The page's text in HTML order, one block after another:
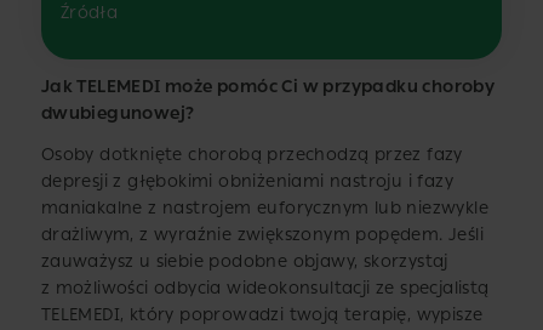
Źródła
Jak TELEMEDI może pomóc Ci w przypadku choroby
dwubiegunowej?
Osoby dotknięte chorobą przechodzą przez fazy
depresji z głębokimi obniżeniami nastroju i fazy
maniakalne z nastrojem euforycznym lub niezwykle
drażliwym, z wyraźnie zwiększonym popędem. Jeśli
zauważysz u siebie podobne objawy, skorzystaj
z możliwości odbycia wideokonsultacji ze specjalistą
TELEMEDI, który poprowadzi twoją terapię, wypisze